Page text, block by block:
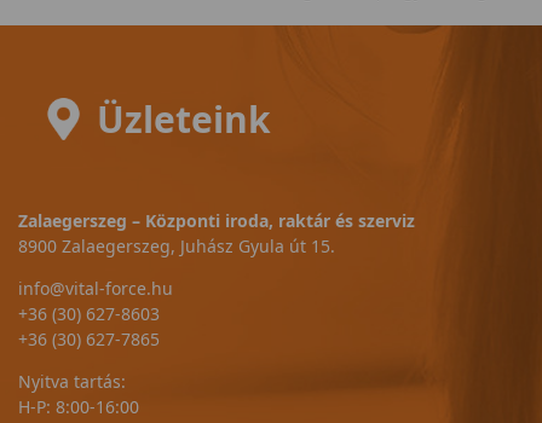
Üzleteink
Zalaegerszeg – Központi iroda, raktár és szerviz
8900 Zalaegerszeg, Juhász Gyula út 15.
info@vital-force.hu
+36 (30) 627-8603
+36 (30) 627-7865
Nyitva tartás:
H-P: 8:00-16:00